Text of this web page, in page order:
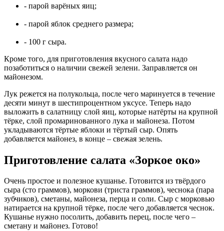
- парой варёных яиц;
- парой яблок среднего размера;
- 100 г сыра.
Кроме того, для приготовления вкусного салата надо
позаботиться о наличии свежей зелени. Заправляется он
майонезом.
Лук режется на полукольца, после чего маринуется в течение
десяти минут в шестипроцентном уксусе. Теперь надо
выложить в салатницу слой яиц, которые натёрты на крупной
тёрке, слой промаринованного лука и майонеза. Потом
укладываются тёртые яблоки и тёртый сыр. Опять
добавляется майонез, в конце – свежая зелень.
Приготовление салата «Зоркое око»
Очень простое и полезное кушанье. Готовится из твёрдого
сыра (сто граммов), моркови (триста граммов), чеснока (пара
зубчиков), сметаны, майонеза, перца и соли. Сыр с морковью
натирается на крупной тёрке, после чего добавляется чеснок.
Кушанье нужно посолить, добавить перец, после чего –
сметану и майонез. Готово!